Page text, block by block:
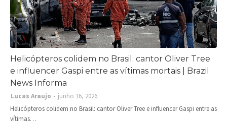
Helicópteros colidem no Brasil: cantor Oliver Tree
e influencer Gaspi entre as vítimas mortais | Brazil
News Informa
Lucas Araujo
junho 16, 2026
Helicópteros colidem no Brasil: cantor Oliver Tree e influencer Gaspi entre as
vítimas…